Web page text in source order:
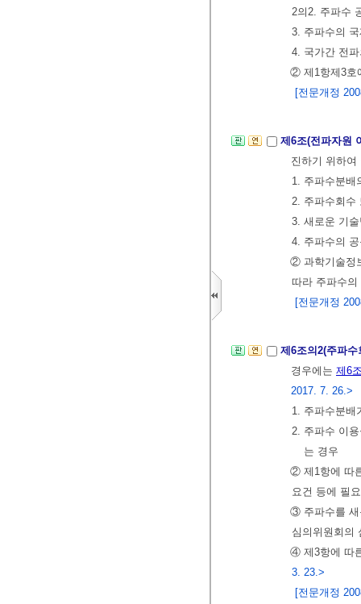
2의2. 주파수
3. 주파수의
4. 국가간 전
② 제1항제3호
[전문개정
제6조(전파자원
진하기 위하
1. 주파수분배
2. 주파수회수
3. 새로운 기
4. 주파수의
② 과학기술정
따라 주파수
[전문개정
제6조의2(주파
경우에는 제6
2017. 7. 26.>
1. 주파수분배
2. 주파수 이
는 경우
② 제1항에 따
요건 등에 필
③ 주파수를 새
심의위원회의
④ 제3항에 따
3. 23.>
[전문개정